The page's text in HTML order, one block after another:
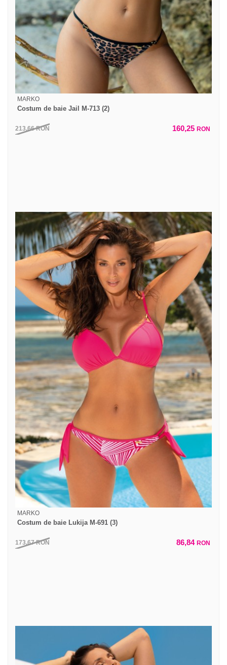
MARKO
Costum de baie Jail M-713 (2)
213,66RON 160,25 RON
MARKO
Costum de baie Lukija M-691 (3)
173,67RON 86,84 RON